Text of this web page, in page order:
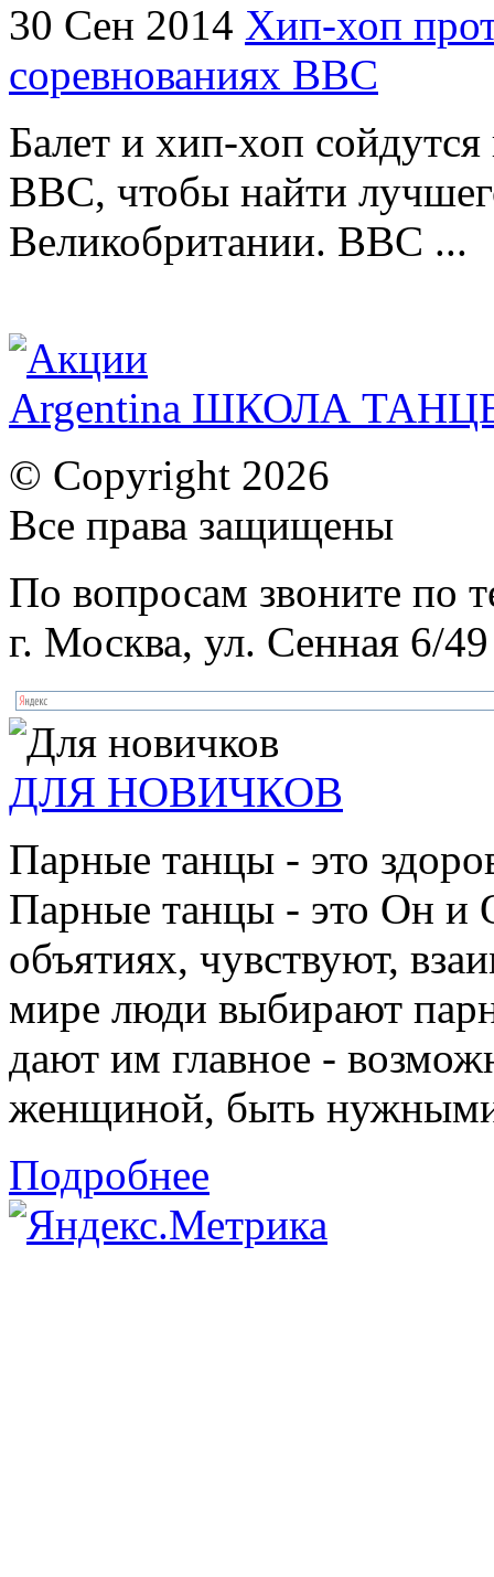
30 Сен 2014 Хип-хоп
соревнованиях ВВС
Балет и хип-хоп сойдутся
BBC, чтобы найти
Великобритании. BBC ...
Argentina ШКОЛА
© Copyright 2026
Все права защищены
По вопросам звоните по
г. Москва, ул. Сенная 6/49
ДЛЯ НОВИЧКОВ
Парные танцы - это
Парные танцы - это Он и
объятиях, чувствуют,
мире люди выбирают
дают им главное -
женщиной, быть нужными
Подробнее